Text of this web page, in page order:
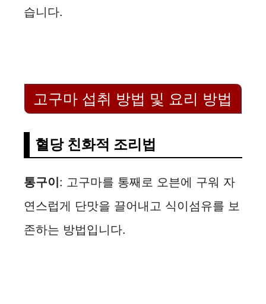
습니다.
고구마 섭취 방법 및 요리 방법
혈당 친화적 조리법
통구이: 고구마를 통째로 오븐에 구워 자
연스럽게 단맛을 끌어내고 식이섬유를 보
존하는 방법입니다.